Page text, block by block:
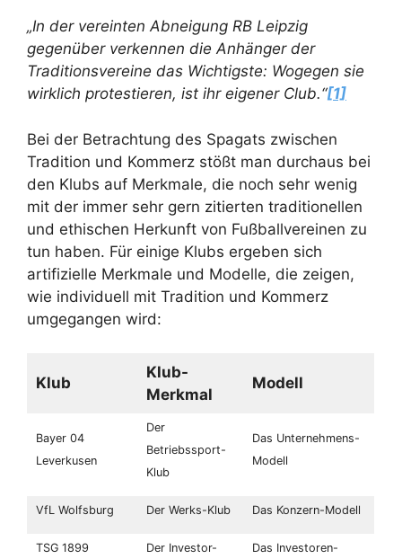
„In der vereinten Abneigung RB Leipzig
gegenüber verkennen die Anhänger der
Traditionsvereine das Wichtigste: Wogegen sie
wirklich protestieren, ist ihr eigener Club.“[1]
Bei der Betrachtung des Spagats zwischen
Tradition und Kommerz stößt man durchaus bei
den Klubs auf Merkmale, die noch sehr wenig
mit der immer sehr gern zitierten traditionellen
und ethischen Herkunft von Fußballvereinen zu
tun haben. Für einige Klubs ergeben sich
artifizielle Merkmale und Modelle, die zeigen,
wie individuell mit Tradition und Kommerz
umgegangen wird:
Klub
Klub-
Merkmal
Modell
Bayer 04
Leverkusen
Der
Betriebssport-
Klub
Das Unternehmens-
Modell
VfL Wolfsburg Der Werks-Klub Das Konzern-Modell
TSG 1899
Der Investor-
Das Investoren-